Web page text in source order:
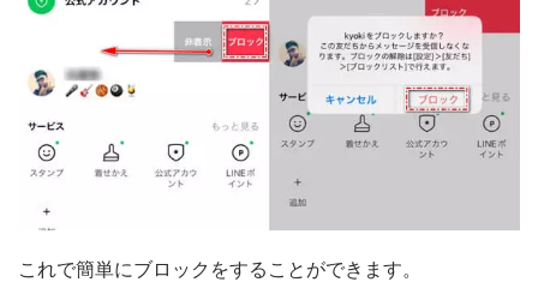
これで簡単にブロックをすることができます。